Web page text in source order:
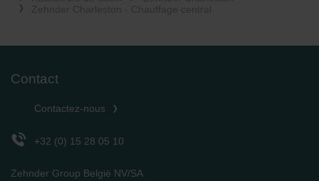
Contact
Contactez-nous
+32 (0) 15 28 05 10
Zehnder Group België NV/SA